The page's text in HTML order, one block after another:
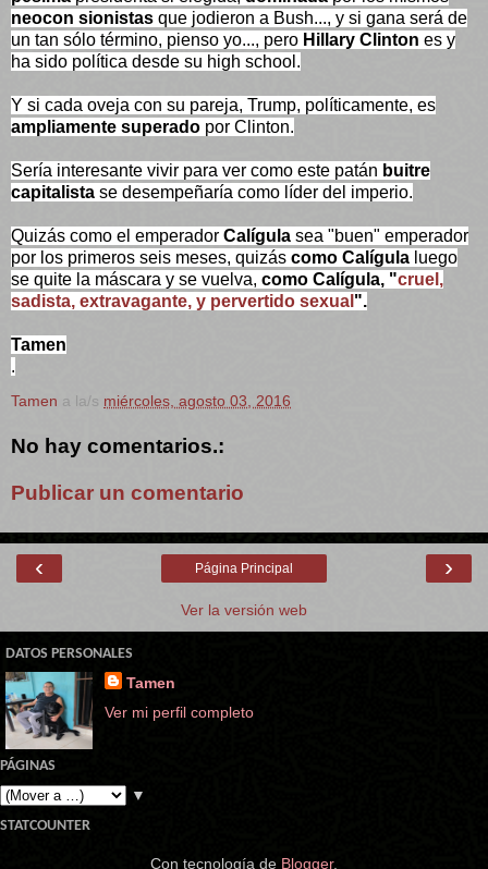
neocon sionistas que jodieron a Bush..., y si gana será de
un tan sólo término, pienso yo..., pero Hillary Clinton es y
ha sido política desde su high school.
Y si cada oveja con su pareja, Trump, políticamente, es
ampliamente superado por Clinton.
Sería interesante vivir para ver como este patán buitre
capitalista se desempeñaría como líder del imperio.
Quizás como el emperador Calígula sea "buen" emperador
por los primeros seis meses, quizás como Calígula luego
se quite la máscara y se vuelva, como Calígula, "cruel,
sadista, extravagante, y pervertido sexual ".
Tamen
.
Tamen a la/s miércoles, agosto 03, 2016
No hay comentarios.:
Publicar un comentario
‹ ›
Página Principal
Ver la versión web
DATOS PERSONALES
Tamen
Ver mi perfil completo
PÁGINAS
▼
STATCOUNTER
Con tecnología de Blogger.